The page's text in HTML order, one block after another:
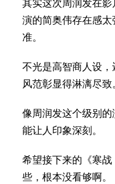
其实这次周润发在
演的简奥伟存在感
准。
不光是高智商人设
风范彰显得淋漓尽致
像周润发这个级别
能让人印象深刻。
希望接下来的《寒
些，根本没看够啊。